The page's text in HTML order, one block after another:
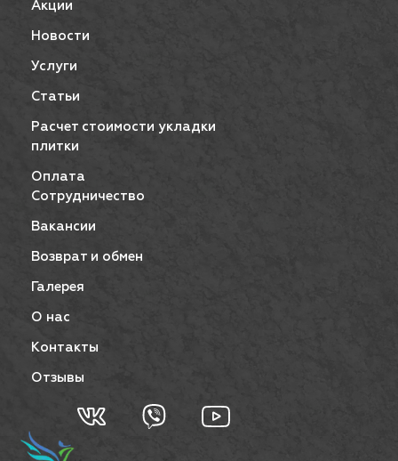
Акции
Новости
Услуги
Статьи
Расчет стоимости укладки
плитки
Оплата
Сотрудничество
Вакансии
Возврат и обмен
Галерея
О нас
Контакты
Отзывы